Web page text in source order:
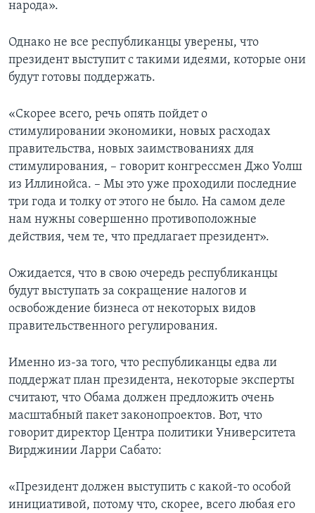
народа».
Однако не все республиканцы уверены, что
президент выступит с такими идеями, которые они
будут готовы поддержать.
«Скорее всего, речь опять пойдет о
стимулировании экономики, новых расходах
правительства, новых заимствованиях для
стимулирования, – говорит конгрессмен Джо Уолш
из Иллинойса. – Мы это уже проходили последние
три года и толку от этого не было. На самом деле
нам нужны совершенно противоположные
действия, чем те, что предлагает президент».
Ожидается, что в свою очередь республиканцы
будут выступать за сокращение налогов и
освобождение бизнеса от некоторых видов
правительственного регулирования.
Именно из-за того, что республиканцы едва ли
поддержат план президента, некоторые эксперты
считают, что Обама должен предложить очень
масштабный пакет законопроектов. Вот, что
говорит директор Центра политики Университета
Вирджинии Ларри Сабато:
«Президент должен выступить с какой-то особой
инициативой, потому что, скорее, всего любая его